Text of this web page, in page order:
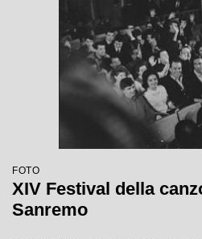
FOTO
XIV Festival della
Sanremo